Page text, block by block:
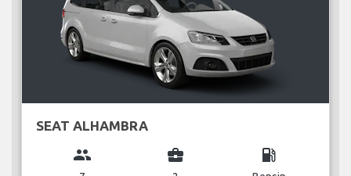
SEAT ALHAMBRA
group business_center local_gas_station